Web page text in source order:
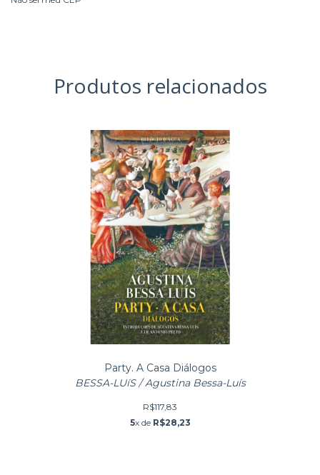
Produtos relacionados
Party. A Casa Diálogos
BESSA-LUíS / Agustina Bessa-Luís
R$117,83
5x de R$28,23